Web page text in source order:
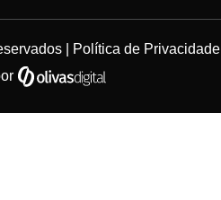
|
Política de Privacidade